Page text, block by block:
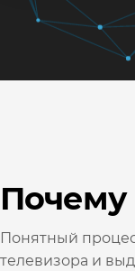
Понятный
телевизора и